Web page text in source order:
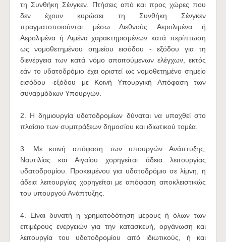
τη Συνθήκη Σένγκεν. Πτήσεις από και προς χώρες που
δεν έχουν κυρώσει τη Συνθήκη Σένγκεν
πραγματοποιούνται μέσω Διεθνούς Αερολιμένα ή
Αερολιμένα ή Λιμένα χαρακτηρισμένων κατά περίπτωση
ως νομοθετημένου σημείου εισόδου - εξόδου για τη
διενέργεια των κατά νόμο απαιτούμενων ελέγχων, εκτός
εάν το υδατοδρόμιο έχει οριστεί ως νομοθετημένο σημείο
εισόδου -εξόδου με Κοινή Υπουργική Απόφαση των
συναρμόδιων Υπουργών.
2. Η δημιουργία υδατοδρομίων δύναται να υπαχθεί στο
πλαίσιο των συμπράξεων δημοσίου και ιδιωτικού τομέα.
3. Με κοινή απόφαση των υπουργών Ανάπτυξης,
Ναυτιλίας και Αιγαίου χορηγείται άδεια λειτουργίας
υδατοδρομίου. Προκειμένου για υδατοδρόμιο σε λίμνη, η
άδεια λειτουργίας χορηγείται με απόφαση αποκλειστικώς
του υπουργού Ανάπτυξης.
4. Είναι δυνατή η χρηματοδότηση μέρους ή όλων των
επιμέρους ενεργειών για την κατασκευή, οργάνωση και
λειτουργία του υδατοδρομίου από ιδιωτικούς, ή και